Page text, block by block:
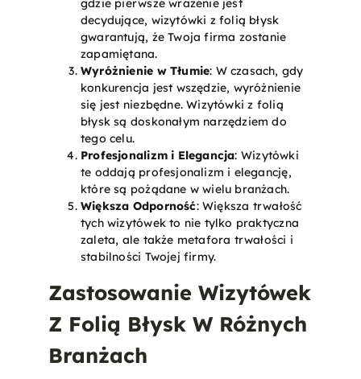
gdzie pierwsze wrażenie jest
decydujące, wizytówki z folią błysk
gwarantują, że Twoja firma zostanie
zapamiętana.
Wyróżnienie w Tłumie: W czasach, gdy
konkurencja jest wszędzie, wyróżnienie
się jest niezbędne. Wizytówki z folią
błysk są doskonałym narzędziem do
tego celu.
Profesjonalizm i Elegancja: Wizytówki
te oddają profesjonalizm i elegancję,
które są pożądane w wielu branżach.
Większa Odporność: Większa trwałość
tych wizytówek to nie tylko praktyczna
zaleta, ale także metafora trwałości i
stabilności Twojej firmy.
Zastosowanie Wizytówek
Z Folią Błysk W Różnych
Branżach